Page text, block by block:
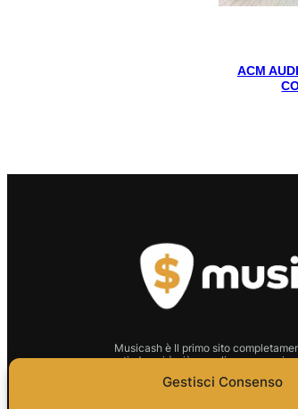
Gestisci Consenso
ACM
Musicash è Il primo sito
usati: da noi è più semplice,